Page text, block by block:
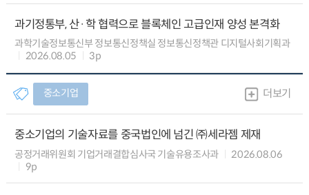
과기정통부, 산·학 협력으로 블록체인 고급인재 양성 본격화
과학기술정보통신부 정보통신정책실 정보통신정책관 디지털사회기획과
2026.08.05
3p
중소기업 더보기
중소기업의 기술자료를 중국법인에 넘긴 ㈜세라젬 제재
공정거래위원회 기업거래결합심사국 기술유용조사과
2026.08.06
9p